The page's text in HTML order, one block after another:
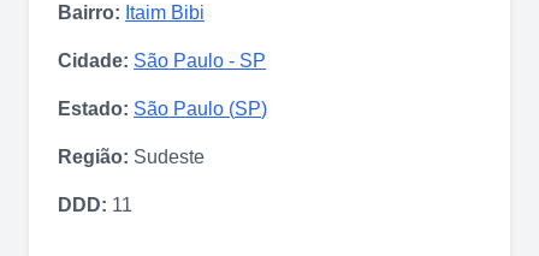
Bairro: Itaim Bibi
Cidade: São Paulo - SP
Estado: São Paulo (SP)
Região: Sudeste
DDD: 11